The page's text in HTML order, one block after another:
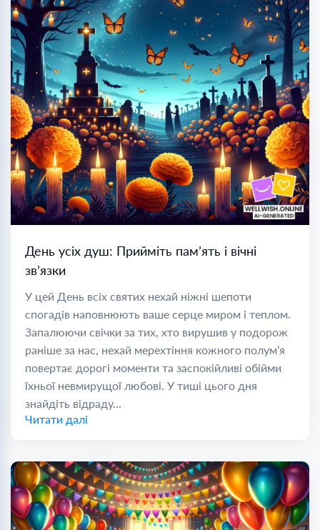
День усіх душ: Прийміть пам’ять і вічні
зв’язки
У цей День всіх святих нехай ніжні шепоти
спогадів наповнюють ваше серце миром і теплом.
Запалюючи свічки за тих, хто вирушив у подорож
раніше за нас, нехай мерехтіння кожного полум’я
повертає дорогі моменти та заспокійливі обійми
їхньої невмирущої любові. У тиші цього дня
знайдіть відраду...
Читати далі